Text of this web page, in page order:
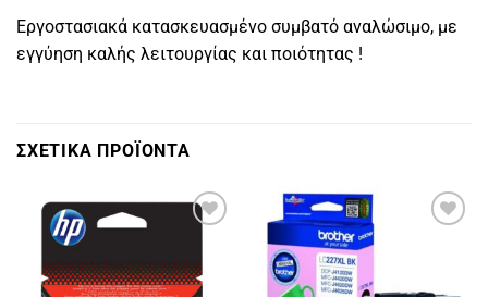
Εργοστασιακά κατασκευασμένο συμβατό αναλώσιμο, με
εγγύηση καλής λειτουργίας και ποιότητας !
ΣΧΕΤΙΚΑ ΠΡΟΪΟΝΤΑ
λίστα
επιθυμιών